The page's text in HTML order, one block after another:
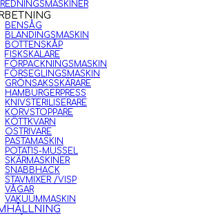
BENSÅG
BLANDINGSMASKIN
BOTTENSKÅP
FISKSKALARE
FÖRPACKNINGSMASKIN
FÖRSEGLINGSMASKIN
GRÖNSAKSSKÄRARE
HAMBURGERPRESS
KNIVSTERILISERARE
KORVSTOPPARE
KÖTTKVARN
OSTRIVARE
PASTAMASKIN
POTATIS-MUSSEL
SKÄRMASKINER
SNABBHACK
STAVMIXER /VISP
VÅGAR
VAKUUMMASKIN